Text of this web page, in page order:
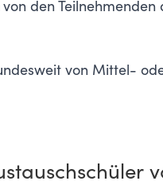
den Teilnehmenden
von Mittel-